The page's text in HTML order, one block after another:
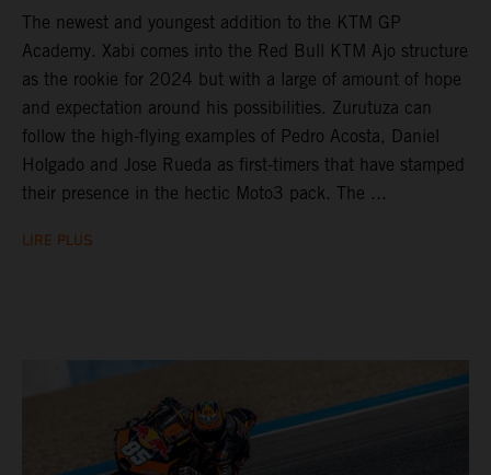
The newest and youngest addition to the KTM GP
Academy. Xabi comes into the Red Bull KTM Ajo structure
as the rookie for 2024 but with a large of amount of hope
and expectation around his possibilities. Zurutuza can
follow the high-flying examples of Pedro Acosta, Daniel
Holgado and Jose Rueda as first-timers that have stamped
their presence in the hectic Moto3 pack. The ...
LIRE PLUS